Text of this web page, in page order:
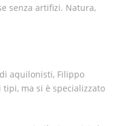
senza artifizi. Natura,
aquilonisti, Filippo
ma si è specializzato